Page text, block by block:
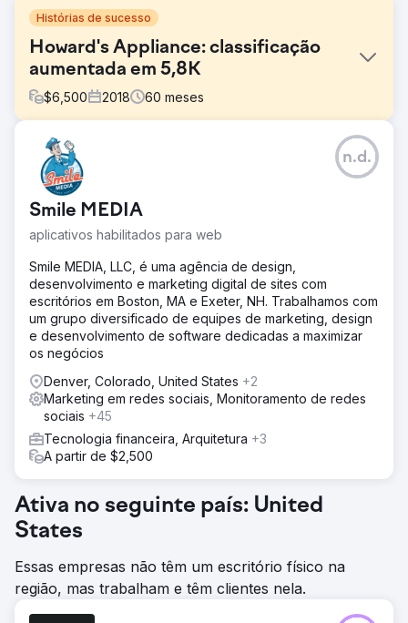
Histórias de sucesso
Howard's Appliance: classificação
aumentada em 5,8K
$6,500 2018 60 meses
Desafio
Em 2019, a Howard's arriscou-se após o declínio
financeiro da Sears e o fechamento de lojas. Para
recuperar, a empresa precisava de uma forte estratégia
de marketing digital para atingir públicos orientados para
o crescimento.
Solução
Aplicou fundamentos de SEO em todas as propriedades
do domínio, otimizou páginas de categorias de produtos
principais, construiu links de alta autoridade, ampliou o
conteúdo do blog nos principais canais sociais, planejou
uma estratégia de gerenciamento de avaliações e
desenvolveu relatórios personalizados para extrair
informações valiosas das avaliações dos clientes.
Resultado
Durante a campanha de marketing digital de Howard,
alcançamos um crescimento de 5,8 mil nas classificações
da página 1, um aumento de 17% nas classificações
de clientes entre o mercado-alvo e ganhamos 3.200
domínios de referência adicionais.
Ir para a página da agência
Smile MEDIA
aplicativos habilitados para web
n.d.
Smile MEDIA, LLC, é uma agência de design,
desenvolvimento e marketing digital de sites com
escritórios em Boston, MA e Exeter, NH. Trabalhamos com
um grupo diversificado de equipes de marketing, design
e desenvolvimento de software dedicadas a maximizar
os negócios
Denver, Colorado, United States +2
Marketing em redes sociais, Monitoramento de redes
sociais +45
Tecnologia financeira, Arquitetura +3
A partir de $2,500
Ativa no seguinte país: United
States
Essas empresas não têm um escritório físico na
região, mas trabalham e têm clientes nela.